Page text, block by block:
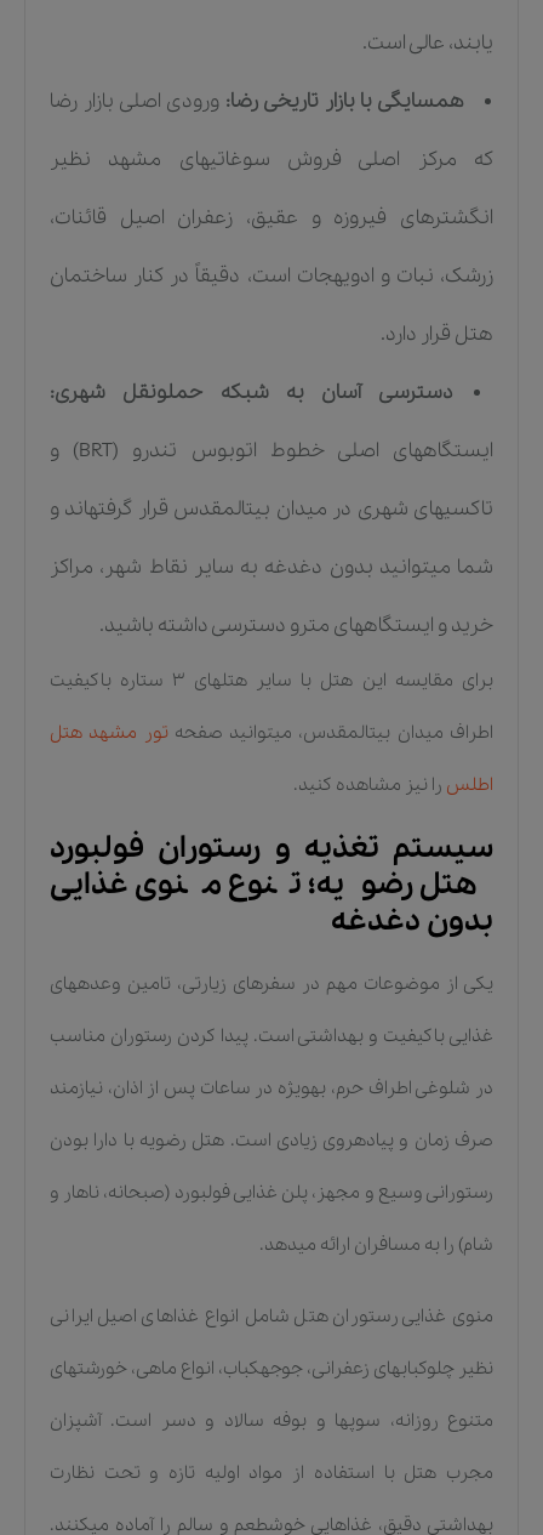
یابند، عالی است.
همسایگی با بازار تاریخی رضا: ورودی اصلی بازار رضا
که مرکز اصلی فروش سوغاتیهای مشهد نظیر
انگشترهای فیروزه و عقیق، زعفران اصیل قائنات،
زرشک، نبات و ادویهجات است، دقیقاً در کنار ساختمان
هتل قرار دارد.
دسترسی آسان به شبکه حملونقل شهری:
ایستگاههای اصلی خطوط اتوبوس تندرو (BRT) و
تاکسیهای شهری در میدان بیتالمقدس قرار گرفتهاند و
شما میتوانید بدون دغدغه به سایر نقاط شهر، مراکز
خرید و ایستگاههای مترو دسترسی داشته باشید.
برای مقایسه این هتل با سایر هتلهای ۳ ستاره باکیفیت
اطراف میدان بیتالمقدس، میتوانید صفحهتور مشهد هتل
اطلس را نیز مشاهده کنید.
سیستم تغذیه و رستوران فولبورد
هتل رضویه؛ تنوع منوی غذایی
بدون دغدغه
یکی از موضوعات مهم در سفرهای زیارتی، تامین وعدههای
غذایی باکیفیت و بهداشتی است. پیدا کردن رستوران مناسب
در شلوغی اطراف حرم، بهویژه در ساعات پس از اذان، نیازمند
صرف زمان و پیادهروی زیادی است. هتل رضویه با دارا بودن
رستورانی وسیع و مجهز، پلن غذایی فولبورد (صبحانه، ناهار و
شام) را به مسافران ارائه میدهد.
منوی غذایی رستوران هتل شامل انواع غذاهای اصیل ایرانی
نظیر چلوکبابهای زعفرانی، جوجهکباب، انواع ماهی، خورشتهای
متنوع روزانه، سوپها و بوفه سالاد و دسر است. آشپزان
مجرب هتل با استفاده از مواد اولیه تازه و تحت نظارت
بهداشتی دقیق، غذاهایی خوشطعم و سالم را آماده میکنند.